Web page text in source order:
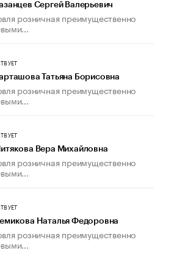
стареет иначе». Как живет глава
Сергей Валерьевич
розничная преимущественно
Татьяна Борисовна
розничная преимущественно
Вера Михайловна
розничная преимущественно
Наталья Федоровна
розничная преимущественно